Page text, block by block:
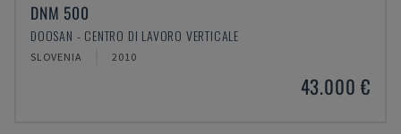
DNM 500
DOOSAN - CENTRO DI LAVORO VERTICALE
SLOVENIA 2010
43.000 €